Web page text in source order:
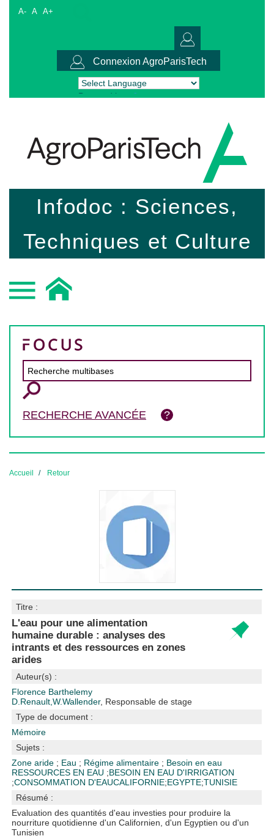
A- A A+
Connexion AgroParisTech
Powered by Translate
Infodoc : Sciences,
Techniques et Culture
RECHERCHE AVANCÉE
Accueil Retour
Titre :
L'eau pour une alimentation
humaine durable : analyses des
intrants et des ressources en zones
arides
Auteur(s) :
Florence Barthelemy
D.Renault,W.Wallender, Responsable de stage
Type de document :
Mémoire
Sujets :
Zone aride ; Eau ; Régime alimentaire ; Besoin en eau
RESSOURCES EN EAU ;BESOIN EN EAU D'IRRIGATION
;CONSOMMATION D'EAUCALIFORNIE;EGYPTE;TUNISIE
Résumé :
Evaluation des quantités d'eau investies pour produire la
nourriture quotidienne d'un Californien, d'un Egyptien ou d'un
Tunisien